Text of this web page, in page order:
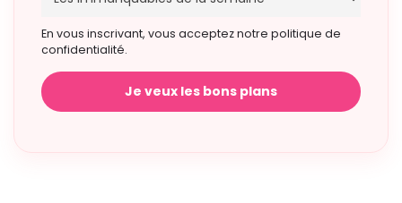
En vous inscrivant, vous acceptez notre politique de
confidentialité.